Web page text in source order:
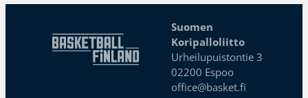
Suomen
Koripalloliitto
Urheilupuistontie 3
02200 Espoo
office@basket.fi